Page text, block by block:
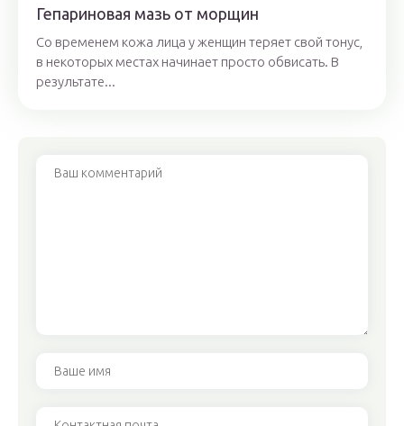
Гепариновая мазь от морщин
Со временем кожа лица у женщин теряет свой тонус,
в некоторых местах начинает просто обвисать. В
результате...